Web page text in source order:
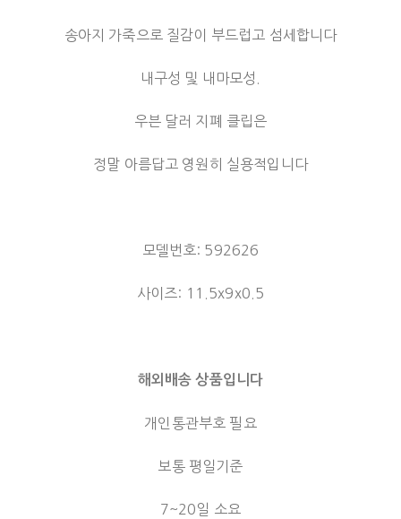
송아지 가죽으로 질감이 부드럽고 섬세합니다
내구성 및 내마모성.
우븐 달러 지폐 클립은
정말 아름답고 영원히 실용적입니다
모델번호: 592626
사이즈: 11.5x9x0.5
해외배송 상품입니다
개인통관부호 필요
보통 평일기준
7~20일 소요